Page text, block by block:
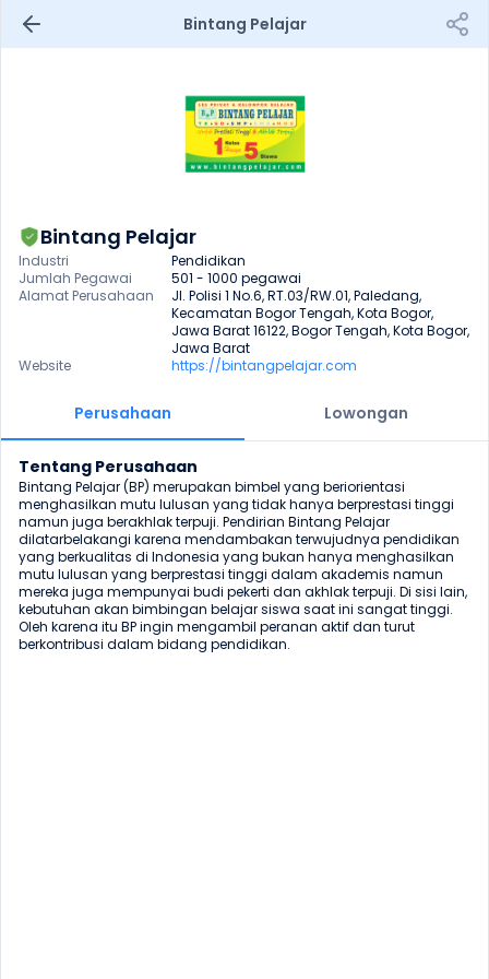
Bintang Pelajar
Bintang Pelajar
Industri
Pendidikan
Jumlah Pegawai
501 - 1000 pegawai
Alamat Perusahaan
Jl. Polisi 1 No.6, RT.03/RW.01, Paledang,
Kecamatan Bogor Tengah, Kota Bogor,
Jawa Barat 16122, Bogor Tengah, Kota Bogor,
Jawa Barat
Website
https://bintangpelajar.com
Perusahaan Lowongan
Tentang Perusahaan
Bintang Pelajar (BP) merupakan bimbel yang beriorientasi
menghasilkan mutu lulusan yang tidak hanya berprestasi tinggi
namun juga berakhlak terpuji. Pendirian Bintang Pelajar
dilatarbelakangi karena mendambakan terwujudnya pendidikan
yang berkualitas di Indonesia yang bukan hanya menghasilkan
mutu lulusan yang berprestasi tinggi dalam akademis namun
mereka juga mempunyai budi pekerti dan akhlak terpuji. Di sisi lain,
kebutuhan akan bimbingan belajar siswa saat ini sangat tinggi.
Oleh karena itu BP ingin mengambil peranan aktif dan turut
berkontribusi dalam bidang pendidikan.